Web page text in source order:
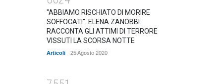
"ABBIAMO RISCHIATO DI MORIRE
SOFFOCATI". ELENA ZANOBBI
RACCONTA GLI ATTIMI DI TERRORE
VISSUTI LA SCORSA NOTTE
Articoli 25 Agosto 2020